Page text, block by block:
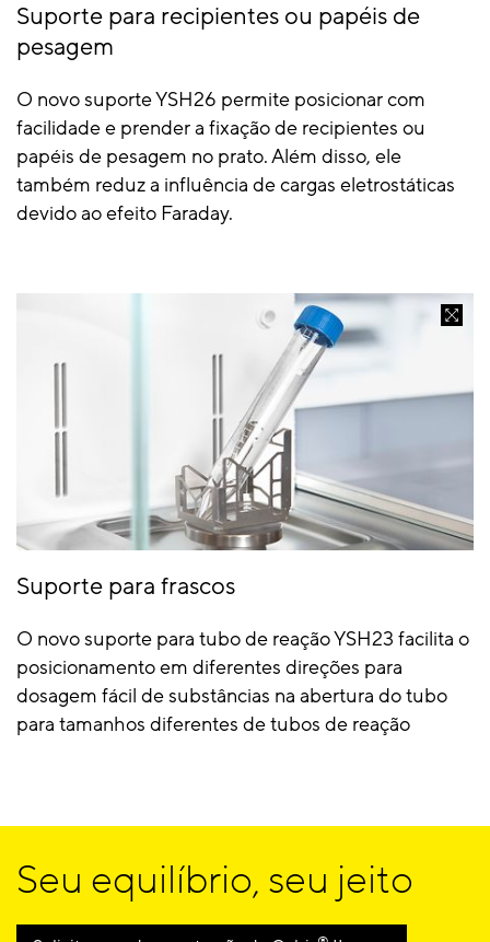
Suporte para recipientes ou papéis de
pesagem
O novo suporte YSH26 permite posicionar com
facilidade e prender a fixação de recipientes ou
papéis de pesagem no prato. Além disso, ele
também reduz a influência de cargas eletrostáticas
devido ao efeito Faraday.
Suporte para frascos
O novo suporte para tubo de reação YSH23 facilita o
posicionamento em diferentes direções para
dosagem fácil de substâncias na abertura do tubo
para tamanhos diferentes de tubos de reação
Seu equilíbrio, seu jeito